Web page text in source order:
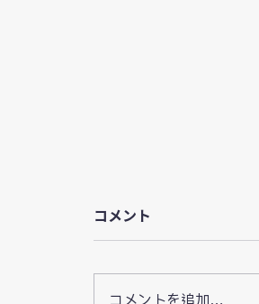
コメント
コメントを追加…